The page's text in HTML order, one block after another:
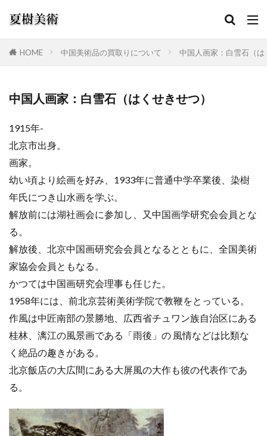
HOME 中国美術品の買取りについて 中国人画家：白雪石（
中国人画家：白雪石（はくせきせつ）
1915年-
北京市出身。
画家。
幼い頃より絵画を好み、1933年に普通中学卒業後、染樹
年氏につき山水画を学ぶ。
解放前には湖社画会に参加し、又中国画学研究会会員とな
る。
解放後、北京中国画研究会会員となるとともに、全国美術
家協会会員ともなる。
かつては中国画研究会理事も任じた。
1958年には、前北京芸術美術学院で教鞭をとっている。
作風は中匠南部の景勝地、広西省チュワン族自治区にある
桂林、漓江の風景画である「雨後」の 風情などは比類な
く絶品の趣きがある。
北京飯店の大広間にある大屏風の大作も彼の代表作であ
る。
カテゴリー